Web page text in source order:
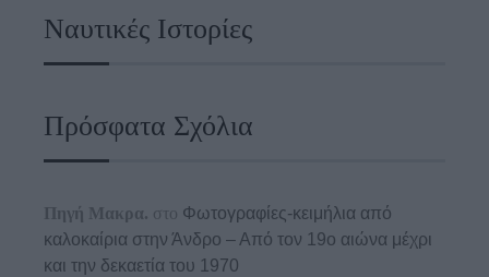
Ναυτικές Ιστορίες
Πρόσφατα Σχόλια
Πηγή Μακρα. στο Φωτογραφίες-κειμήλια από
καλοκαίρια στην Άνδρο – Από τον 19ο αιώνα μέχρι
και την δεκαετία του 1970